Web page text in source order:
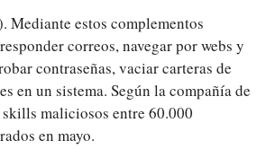
Mediante estos complementos
correos, navegar por webs y
contraseñas, vaciar carteras de
en un sistema. Según la compañía de
maliciosos entre 60.000
en mayo.